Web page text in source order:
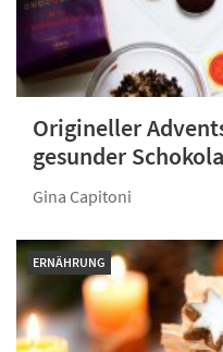
Origineller
gesunder
Gina Capitoni
ERNÄHRUNG